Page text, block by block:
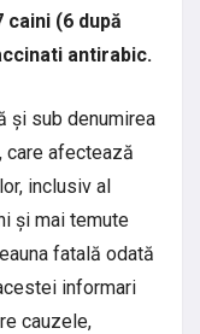
(6 după
antirabic.
și sub denumirea
care afectează
inclusiv al
și mai temute
fatală odată
informari
cauzele,